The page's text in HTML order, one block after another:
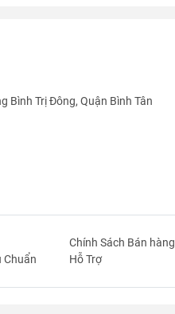
Bình Trị Đông, Quận Bình Tân
Chính Sách Bán hàng
Chuẩn Hỗ Trợ